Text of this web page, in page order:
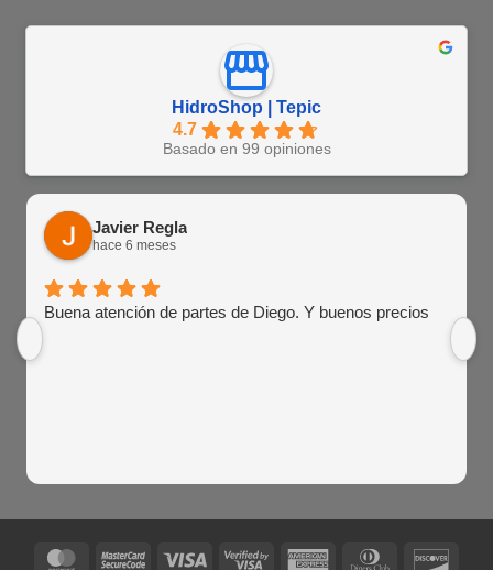
HidroShop | Tepic
4.7
Basado en 99 opiniones
Javier Regla
hace 6 meses
Buena atención de partes de Diego. Y buenos precios
MasterCardMasterCardVisa Visa American Dinners